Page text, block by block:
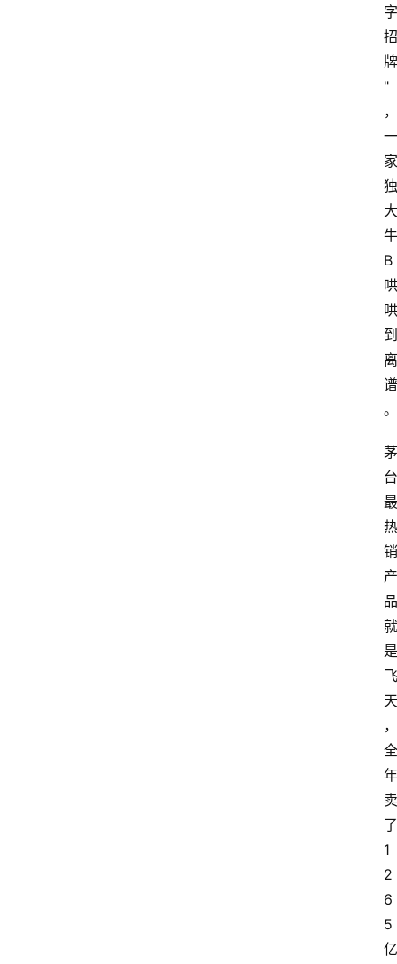
字
招
牌
"
，
一
家
独
大
牛
B
哄
哄
到
离
谱
。
茅
台
最
热
销
产
品
就
是
飞
天
，
全
年
卖
了
1
2
6
5
亿